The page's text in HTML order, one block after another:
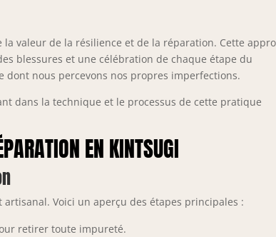
valeur de la résilience et de la réparation. Cette
blessures et une célébration de chaque étape du
nous percevons nos propres imperfections.
dans la technique et le processus de cette pratique
EN KINTSUGI
Voici un aperçu des étapes principales :
retirer toute impureté.